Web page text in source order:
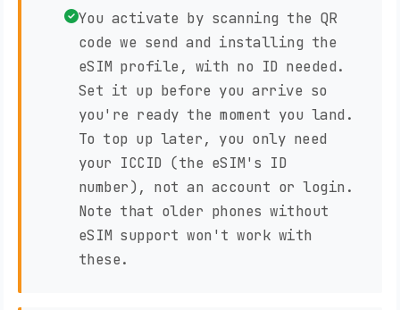
You activate by scanning the QR
code we send and installing the
eSIM profile, with no ID needed.
Set it up before you arrive so
you're ready the moment you land.
To top up later, you only need
your ICCID (the eSIM's ID
number), not an account or login.
Note that older phones without
eSIM support won't work with
these.